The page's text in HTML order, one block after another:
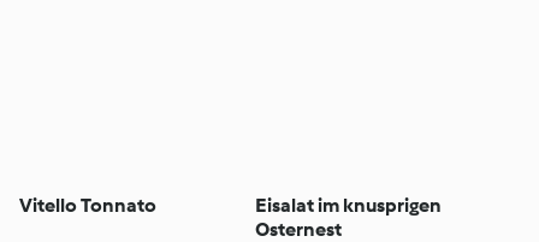
Vitello Tonnato
Eisalat im knusprigen
Osternest